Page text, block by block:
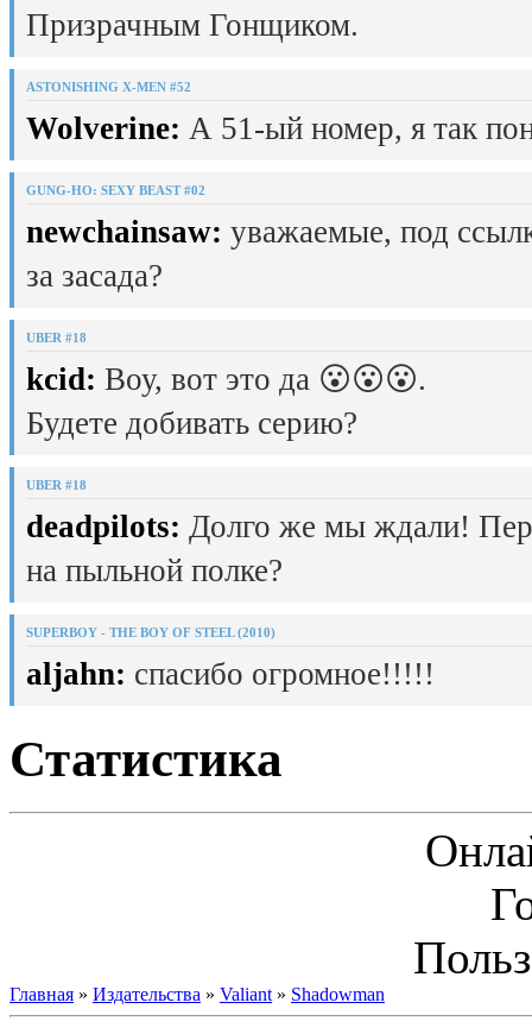
Призрачным Гонщиком.
ASTONISHING X-MEN #52
Wolverine: А 51-ый номер, я так
GUNG-HO: SEXY BEAST #02
newchainsaw: уважаемые, под
за засада?
UBER #18
kcid: Воу, вот это да 😮😮😮.
Будете добивать серию?
UBER #18
deadpilots: Долго же мы ждали!
на пыльной полке?
SUPERBOY - THE BOY OF STEEL (2010)
aljahn: спасибо огромное!!!!!
Статистика
Главная » Издательства » Valiant » Shadowman